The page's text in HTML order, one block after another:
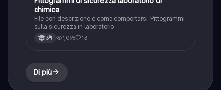
chimica
File con descrizione e come comportarsi. Pittogrammi
sulla sicurezza in laboratorio
3ªl 1,095 13
Di più